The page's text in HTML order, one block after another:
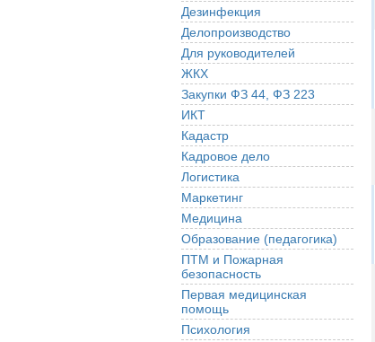
Дезинфекция
Делопроизводство
Для руководителей
ЖКХ
Закупки ФЗ 44, ФЗ 223
ИКТ
Кадастр
Кадровое дело
Логистика
Маркетинг
Медицина
Образование (педагогика)
ПТМ и Пожарная
безопасность
Первая медицинская
помощь
Психология